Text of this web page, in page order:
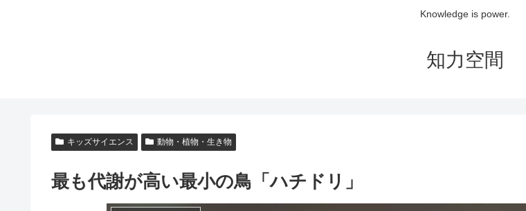
Knowledge is power.
知力空間
キッズサイエンス 動物・植物・生き物
最も代謝が高い最小の鳥「ハチドリ」